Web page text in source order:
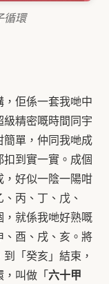
循環
佢係一套我哋中
精密嘅時間同宇
單，仲同我哋成
扣到實一實。成個
，好似一陰一陽咁
丙、丁、戊、
，就係我哋好熟嘅
酉、戌、亥。將
「癸亥」結束，
，叫做「六十甲